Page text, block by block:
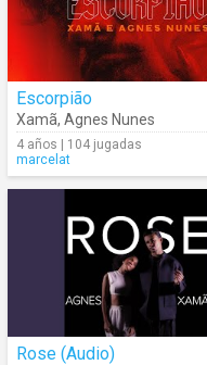
Azzy,Filipe Ret,Dudu,Xamã
Escorpião
Xamã, Agnes Nunes
4 años | 104 jugadas
marcelat
Rose (Audio)